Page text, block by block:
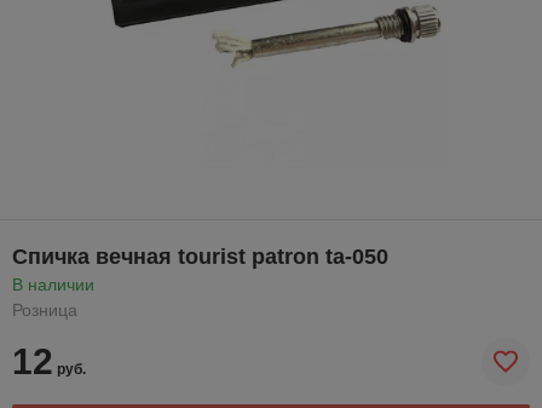
Спичка вечная tourist patron ta-050
В наличии
Розница
12 руб.